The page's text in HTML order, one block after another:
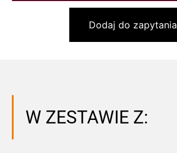
Dodaj do zapytania
W ZESTAWIE Z: